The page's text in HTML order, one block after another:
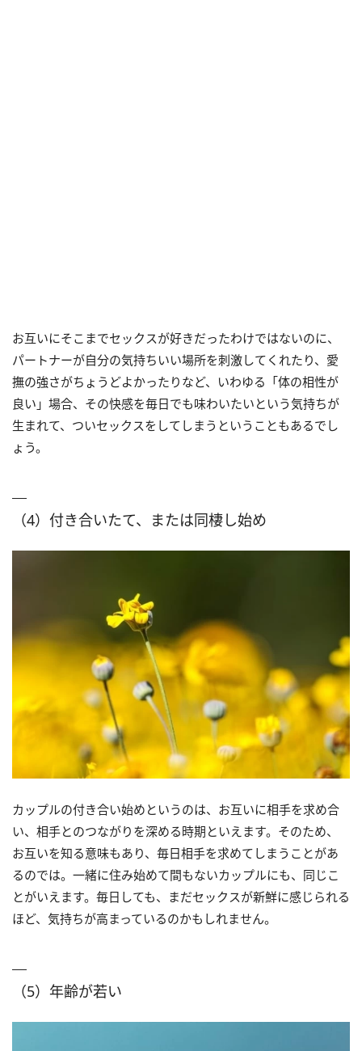
お互いにそこまでセックスが好きだったわけではないのに、
パートナーが自分の気持ちいい場所を刺激してくれたり、愛
撫の強さがちょうどよかったりなど、いわゆる「体の相性が
良い」場合、その快感を毎日でも味わいたいという気持ちが
生まれて、ついセックスをしてしまうということもあるでし
ょう。
（4）付き合いたて、または同棲し始め
カップルの付き合い始めというのは、お互いに相手を求め合
い、相手とのつながりを深める時期といえます。そのため、
お互いを知る意味もあり、毎日相手を求めてしまうことがあ
るのでは。一緒に住み始めて間もないカップルにも、同じこ
とがいえます。毎日しても、まだセックスが新鮮に感じられる
ほど、気持ちが高まっているのかもしれません。
（5）年齢が若い